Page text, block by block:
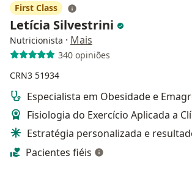
First Class
Letícia Silvestrini
Nutricionista · Mais
340 opiniões
CRN3 51934
Especialista em Obesidade e
Fisiologia do Exercício Aplicada a
Estratégia personalizada e
Pacientes fiéis